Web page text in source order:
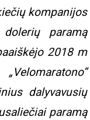
kompanijos
paramą
2018 m
dalyvavusių
paramą